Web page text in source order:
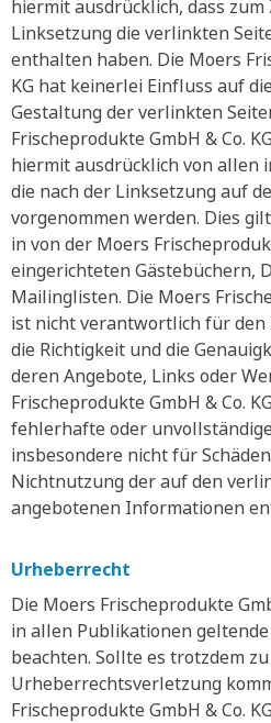
hiermit ausdrücklich, dass
Linksetzung die verlinkten
enthalten haben. Die Moers
KG hat keinerlei Einfluss auf
Gestaltung der verlinkten
Frischeprodukte GmbH & Co.
hiermit ausdrücklich von allen
die nach der Linksetzung auf
vorgenommen werden. Dies
in von der Moers
eingerichteten Gästebüchern,
Mailinglisten. Die Moers
ist nicht verantwortlich für
die Richtigkeit und die
deren Angebote, Links oder
Frischeprodukte GmbH & Co.
fehlerhafte oder
insbesondere nicht für
Nichtnutzung der auf den
angebotenen Informationen
Urheberrecht
Die Moers Frischeprodukte
in allen Publikationen
beachten. Sollte es trotzdem
Urheberrechtsverletzung
Frischeprodukte GmbH & Co.